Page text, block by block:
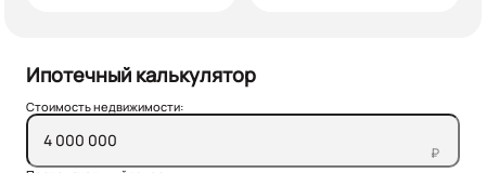
Ипотечный калькулятор
Стоимость недвижимости:
₽